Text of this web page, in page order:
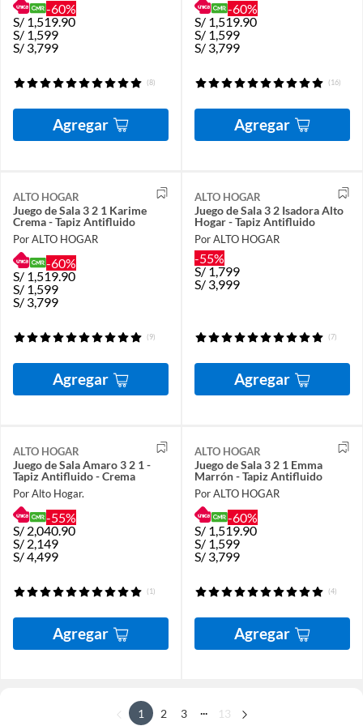
-60%
S/ 1,519.90
S/ 1,599
S/ 3,799
(8)
Agregar
-60%
S/ 1,519.90
S/ 1,599
S/ 3,799
(16)
Agregar
ALTO HOGAR
Juego de Sala 3 2 1 Karime
Crema - Tapiz Antifluido
Por ALTO HOGAR
-60%
S/ 1,519.90
S/ 1,599
S/ 3,799
(9)
Agregar
ALTO HOGAR
Juego de Sala 3 2 Isadora Alto
Hogar - Tapiz Antifluido
Por ALTO HOGAR
-55%
S/ 1,799
S/ 3,999
(7)
Agregar
ALTO HOGAR
Juego de Sala Amaro 3 2 1 -
Tapiz Antifluido - Crema
Por Alto Hogar.
-55%
S/ 2,040.90
S/ 2,149
S/4,499
(1)
Agregar
ALTO HOGAR
Juego de Sala 3 2 1 Emma
Marrón - Tapiz Antifluido
Por ALTO HOGAR
-60%
S/ 1,519.90
S/ 1,599
S/ 3,799
(4)
Agregar
1 2 3 ... 13